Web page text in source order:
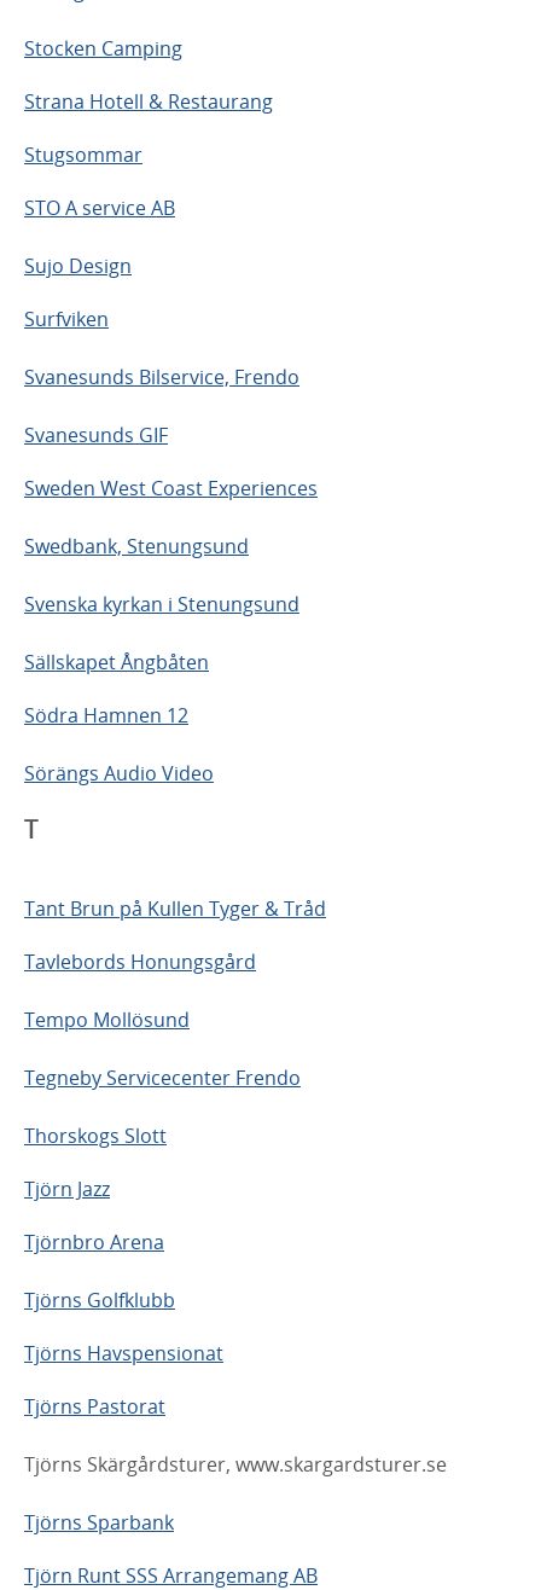
Stocken Camping
Strana Hotell & Restaurang
Stugsommar
STO A service AB
Sujo Design
Surfviken
Svanesunds Bilservice, Frendo
Svanesunds GIF
Sweden West Coast Experiences
Swedbank, Stenungsund
Svenska kyrkan i Stenungsund
Sällskapet Ångbåten
Södra Hamnen 12
Sörängs Audio Video
T
Tant Brun på Kullen Tyger & Tråd
Tavlebords Honungsgård
Tempo Mollösund
Tegneby Servicecenter Frendo
Thorskogs Slott
Tjörn Jazz
Tjörnbro Arena
Tjörns Golfklubb
Tjörns Havspensionat
Tjörns Pastorat
Tjörns Skärgårdsturer, www.skargardsturer.se
Tjörns Sparbank
Tjörn Runt SSS Arrangemang AB